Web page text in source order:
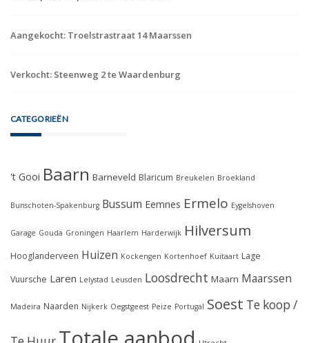
Aangekocht: Troelstrastraat 14 Maarssen
Verkocht: Steenweg 2 te Waardenburg
CATEGORIEËN
't Gooi Baarn Barneveld Blaricum Breukelen Broekland
Bunschoten-Spakenburg Bussum Eemnes Ermelo Eygelshoven
Garage Gouda Groningen Haarlem Harderwijk Hilversum
Hooglanderveen Huizen Kockengen Kortenhoef Kuitaart Lage
Vuursche Laren Lelystad Leusden Loosdrecht Maarn Maarssen
Madeira Naarden Nijkerk Oegstgeest Peize Portugal Soest Te koop /